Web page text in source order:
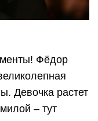
Фёдор
Девочка растет
– тут